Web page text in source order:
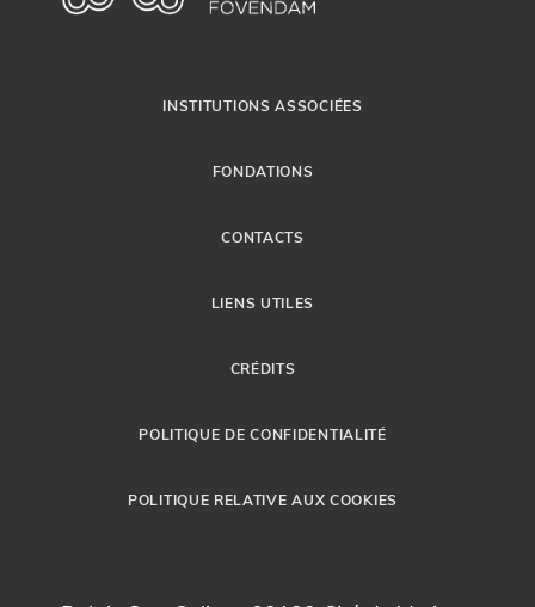
INSTITUTIONS ASSOCIÉES
FONDATIONS
CONTACTS
LIENS UTILES
CRÉDITS
POLITIQUE DE CONFIDENTIALITÉ
POLITIQUE RELATIVE AUX COOKIES